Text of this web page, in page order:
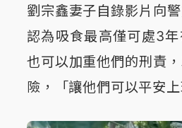
劉宗鑫妻子自錄影片向
認為吸食最高僅可處3
也可以加重他們的刑責
險，「讓他們可以平安上